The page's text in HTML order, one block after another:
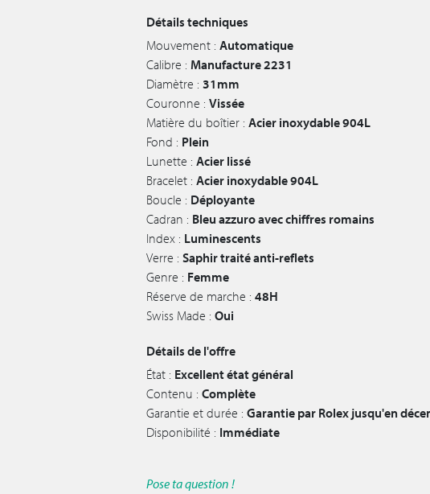
Détails techniques
Mouvement : Automatique
Calibre : Manufacture 2231
Diamètre : 31mm
Couronne : Vissée
Matière du boîtier : Acier inoxydable 904L
Fond : Plein
Lunette : Acier lissé
Bracelet : Acier inoxydable 904L
Boucle : Déployante
Cadran : Bleu azzuro avec chiffres romains
Index : Luminescents
Verre : Saphir traité anti-reflets
Genre : Femme
Réserve de marche : 48H
Swiss Made : Oui
Détails de l'offre
État : Excellent état général
Contenu : Complète
Garantie et durée : Garantie par Rolex jusqu'en
Disponibilité : Immédiate
Pose ta question !